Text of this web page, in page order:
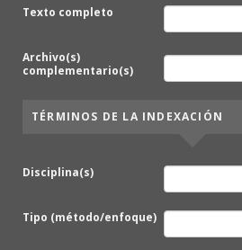
Texto completo
Archivo(s)
complementario(s)
TÉRMINOS DE LA INDEXACIÓN
Disciplina(s)
Tipo (método/enfoque)